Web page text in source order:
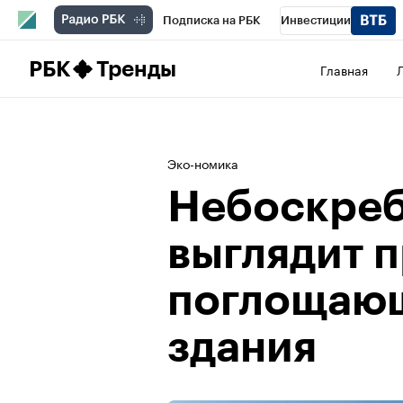
Подписка на РБК Инвестиции
РБК Тренды Главная
Эко-номика
выглядит
здания